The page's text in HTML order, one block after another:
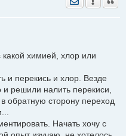
химией, хлор или
и перекись и хлор. Везде
и решили налить перекиси,
обратную сторону переход
Начать хочу с